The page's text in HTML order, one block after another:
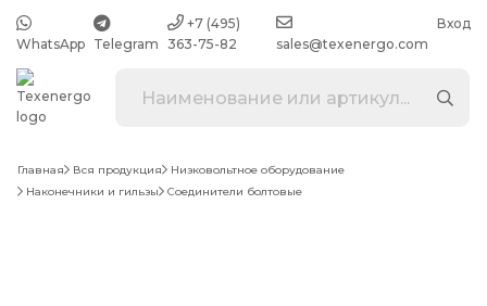
WhatsApp Telegram
+7 (495)
363-75-82
sales@texenergo.com
Вход
Главная Вся продукция
Низковольтное оборудование
Наконечники и гильзы
Соединители болтовые